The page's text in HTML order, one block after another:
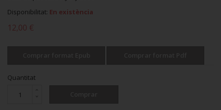
Disponibilitat: En existència
12,00 €
Quantitat